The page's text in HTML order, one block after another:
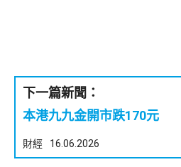
下一篇新聞：
本港九九金開市跌170元
財經 16.06.2026